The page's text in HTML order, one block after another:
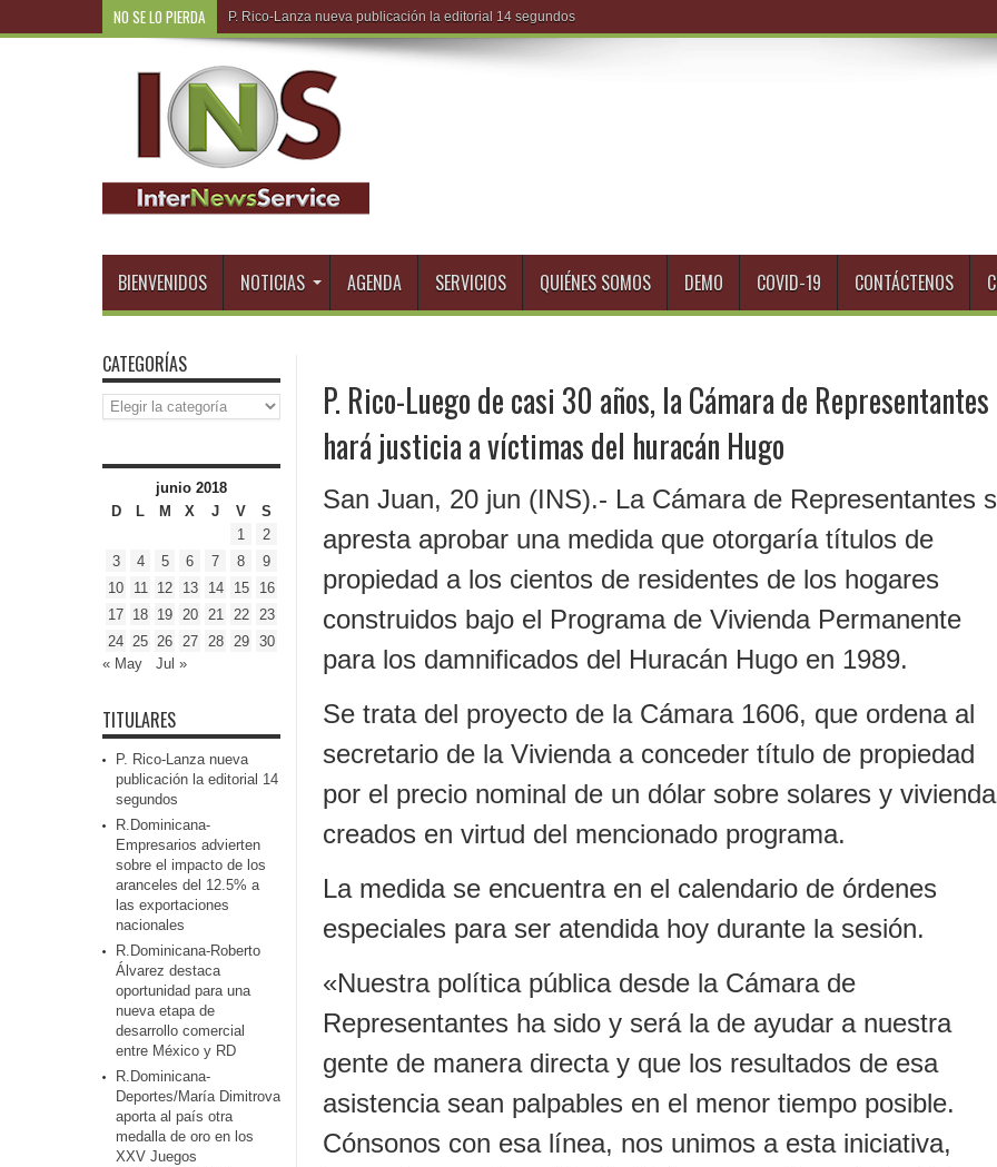
NO SE LO PIERDA R.Dominicana-Empresar
BIENVENIDOS NOTICIAS AGENDA SERVICIOS QUIÉNES SOMOS DEMO COVID-19 CONTÁCTENOS
P. Rico-Luego de casi 30 años, la Cámara de Representantes
hará justicia a víctimas del huracán Hugo
San Juan, 20 jun (INS).- La Cámara de Representantes
apresta aprobar una medida que otorgaría títulos de
propiedad a los cientos de residentes de los hogares
construidos bajo el Programa de Vivienda Permanente
para los damnificados del Huracán Hugo en 1989.
Se trata del proyecto de la Cámara 1606, que ordena al
secretario de la Vivienda a conceder título de propiedad
por el precio nominal de un dólar sobre solares y
creados en virtud del mencionado programa.
La medida se encuentra en el calendario de órdenes
especiales para ser atendida hoy durante la sesión.
«Nuestra política pública desde la Cámara de
Representantes ha sido y será la de ayudar a nuestra
gente de manera directa y que los resultados de esa
asistencia sean palpables en el menor tiempo posible.
Cónsonos con esa línea, nos unimos a esta iniciativa,
CATEGORÍAS
Categorías
junio 2018
D
L M X J V
S
1
2
3
4 5 6 7 8
9
10
11 12 13 14 15
16
17 18 19 20 21 22
23
24 25 26 27 28 29
30
« May
Jul »
TITULARES
P. Rico-Lanza nueva
publicación la editorial 14
segundos
R.Dominicana-
Empresarios advierten
sobre el impacto de los
aranceles del 12.5% a
las exportaciones
nacionales
R.Dominicana-Roberto
Álvarez destaca
oportunidad para una
nueva etapa de
desarrollo comercial
entre México y RD
R.Dominicana-
Deportes/María Dimitrova
aporta al país otra
medalla de oro en los
XXV Juegos